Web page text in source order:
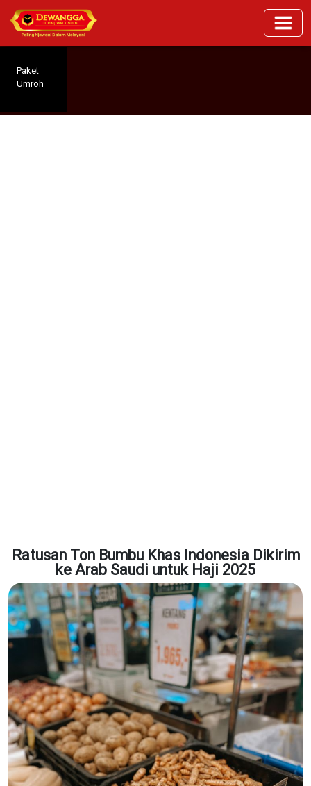
Paket
Umroh
Ratusan Ton Bumbu Khas Indonesia Dikirim
ke Arab Saudi untuk Haji 2025